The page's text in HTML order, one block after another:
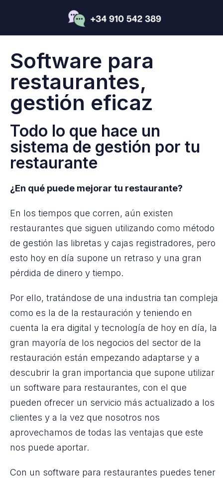
Software para
restaurantes,
gestión eficaz
Todo lo que hace un
sistema de gestión por tu
restaurante
¿En qué puede mejorar tu restaurante?
En los tiempos que corren, aún existen
restaurantes que siguen utilizando como método
de gestión las libretas y cajas registradores, pero
esto hoy en día supone un retraso y una gran
pérdida de dinero y tiempo.
Por ello, tratándose de una industria tan compleja
como es la de la restauración y teniendo en
cuenta la era digital y tecnología de hoy en día, la
gran mayoría de los negocios del sector de la
restauración están empezando adaptarse y a
descubrir la gran importancia que supone utilizar
un software para restaurantes, con el que
pueden ofrecer un servicio más actualizado a los
clientes y a la vez que nosotros nos
aprovechamos de todas las ventajas que este
nos puede aportar.
Con un software para restaurantes puedes tener